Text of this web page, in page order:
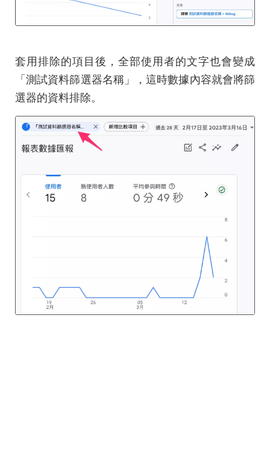
套用排除的項目後，全部使用者的文字也會變成
「測試資料篩選器名稱」，這時數據內容就會將篩
選器的資料排除。